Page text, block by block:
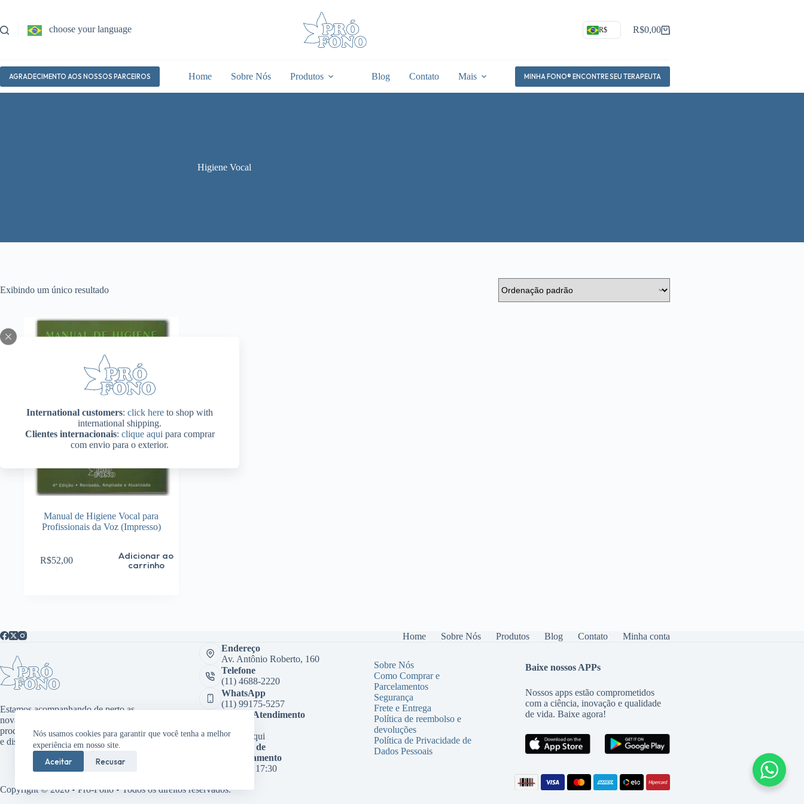
o
conteúdo
International customers: click here to shop with
international shipping.
Clientes internacionais: clique aqui para comprar
com envio para o exterior.
Nós usamos cookies para garantir que você tenha a melhor
experiência em nosso site.
Aceitar Recusar
choose your language R$ Carrinho
R$0,00
AGRADECIMENTO AOS NOSSOS PARCEIROS Home Sobre Nós Produtos Blog Contato Mais MINHA FONO® ENCONTRE SEU TERAPEUTA
Higiene Vocal
Exibindo um único resultado
Manual de Higiene Vocal para
Profissionais da Voz (Impresso)
R$52,00
Adicionar ao
carrinho
Home Sobre Nós Produtos Blog Contato Minha conta
Estamos acompanhando de perto as
novas tecnologias, desenvolvendo
produtos inovadores como aplicativos
e dispositivos médicos.
Endereço
Av. Antônio Roberto, 160
Telefone
(11) 4688-2220
WhatsApp
(11) 99175-5257
Sala de Atendimento
Clique aqui
Horário de
funcionamento
08:00 às 17:30
Sobre Nós
Como Comprar e
Parcelamentos
Segurança
Frete e Entrega
Política de reembolso e
devoluções
Política de Privacidade de
Dados Pessoais
Baixe nossos APPs
Nossos apps estão comprometidos
com a ciência, inovação e qualidade
de vida. Baixe agora!
Copyright © 2026 • Pró-Fono • Todos os direitos reservados.